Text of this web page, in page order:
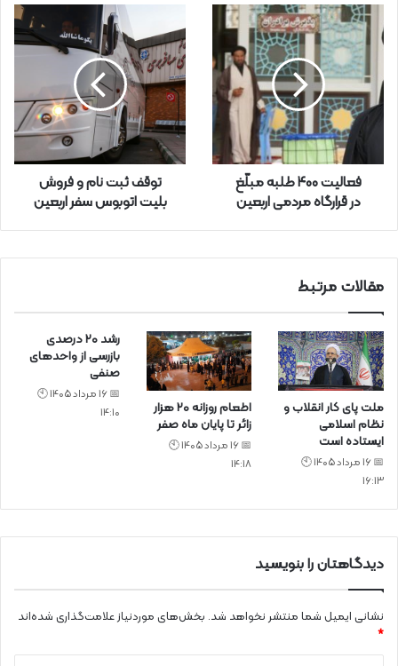
خ
ر
ا
ر
د
فعالیت ۴۰۰ طلبه مبلّغ
در قرارگاه مردمی اربعین
توقف ثبت نام و فروش
بلیت اتوبوس سفر‌ اربعین
مقالات مرتبط
ملت پای کار انقلاب و
نظام اسلامی
ایستاده است
📅 16 مرداد 1405 🕙
16:13
اطعام روزانه ۲۰ هزار
زائر تا پایان ماه صفر
📅 16 مرداد 1405 🕙
14:18
رشد ۲۰ درصدی
بازرسی‌ از واحد‌های
صنفی
📅 16 مرداد 1405 🕙
14:10
دیدگاهتان را بنویسید
نشانی ایمیل شما منتشر نخواهد شد. بخش‌های موردنیاز علامت‌گذاری شده‌اند
*